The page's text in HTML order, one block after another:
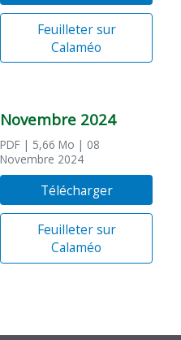
Feuilleter sur
Calaméo
Novembre 2024
PDF | 5,66 Mo | 08
Novembre 2024
Télécharger
Feuilleter sur
Calaméo